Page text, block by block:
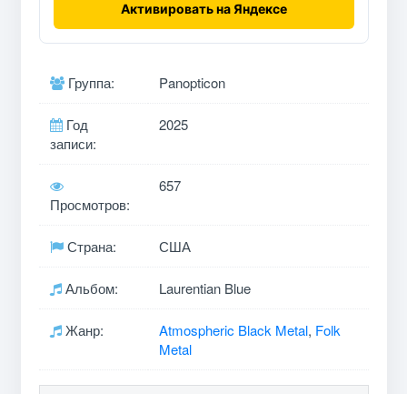
Активировать на Яндексе
Группа: Panopticon
Год
записи:
2025
Просмотров:
657
Страна: США
Альбом: Laurentian Blue
Жанр: Atmospheric Black Metal, Folk
Metal